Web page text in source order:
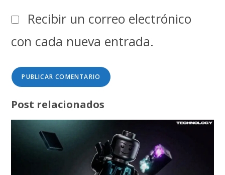
Recibir un correo electrónico
con cada nueva entrada.
Post relacionados